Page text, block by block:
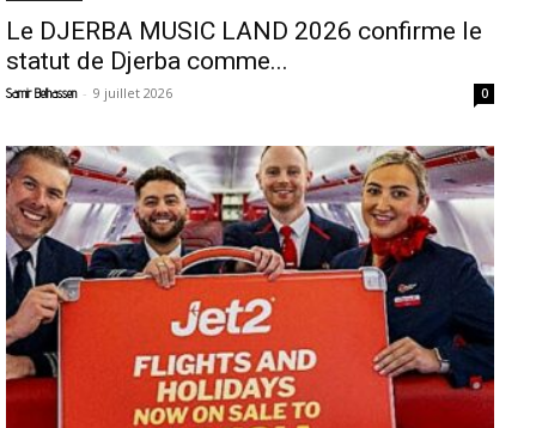
Le DJERBA MUSIC LAND 2026 confirme le
statut de Djerba comme...
Samir Belhassen - 9 juillet 2026 0